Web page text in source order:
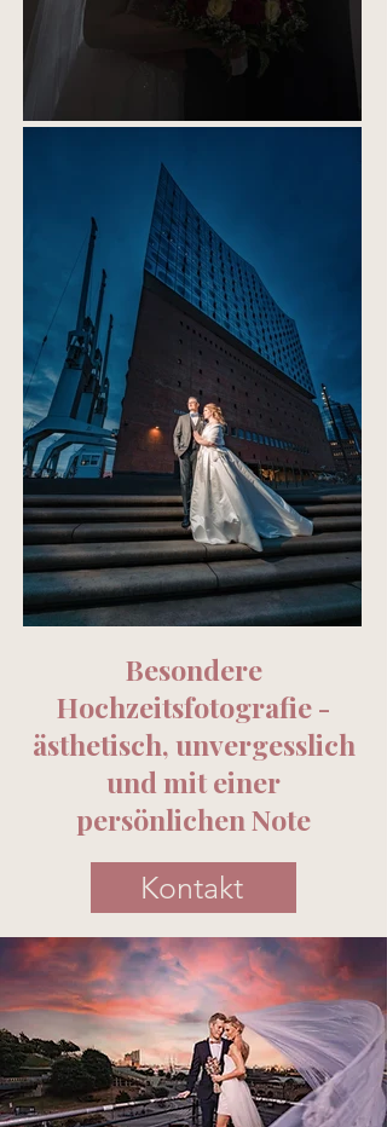
Besondere
Hochzeitsfotografie -
ästhetisch, unvergesslich
und mit einer
persönlichen Note
Kontakt